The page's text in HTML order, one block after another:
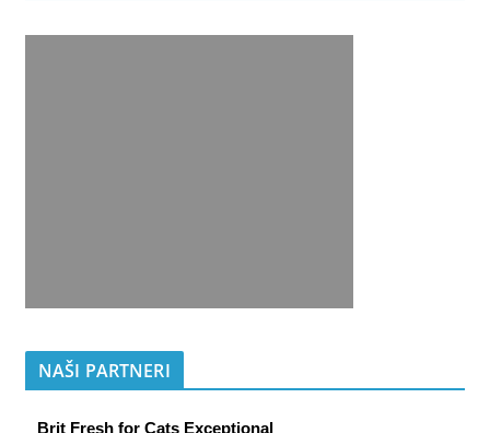
NAŠI PARTNERI